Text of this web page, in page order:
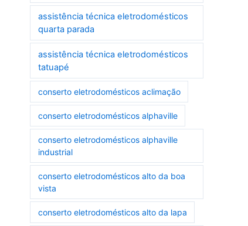
assistência técnica eletrodomésticos
quarta parada
assistência técnica eletrodomésticos
tatuapé
conserto eletrodomésticos aclimação
conserto eletrodomésticos alphaville
conserto eletrodomésticos alphaville
industrial
conserto eletrodomésticos alto da boa
vista
conserto eletrodomésticos alto da lapa